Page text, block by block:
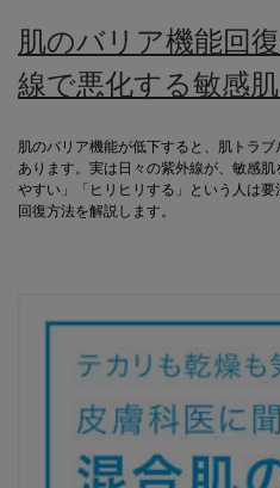
肌のバリア機能回
線で悪化する敏感
肌のバリア機能が低下すると、肌トラ
あります。実は日々の紫外線が、敏感
やすい」「ヒリヒリする」という人は
回復方法を解説します。